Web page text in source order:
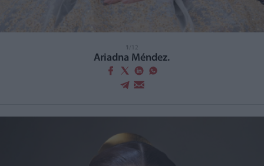
/12
Ariadna Méndez.